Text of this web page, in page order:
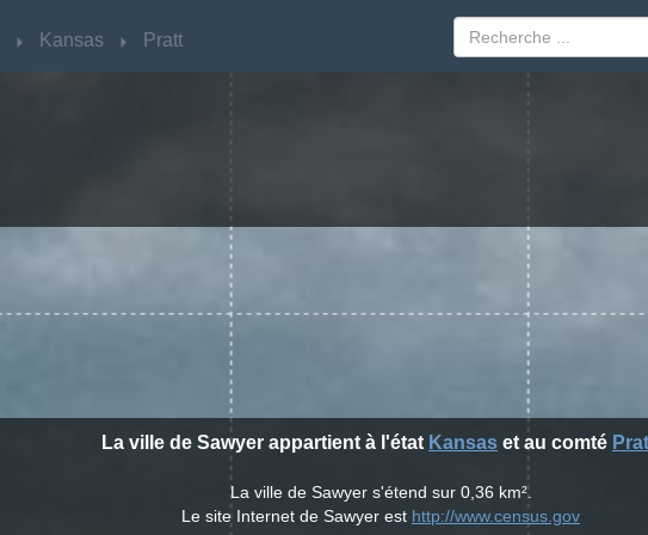
Kansas Pratt
La ville de Sawyer appartient à l'état Kansas et au comté
La ville de Sawyer s'étend sur 0,36 km².
Le site Internet de Sawyer est http://www.census.gov
Kansas Pratt